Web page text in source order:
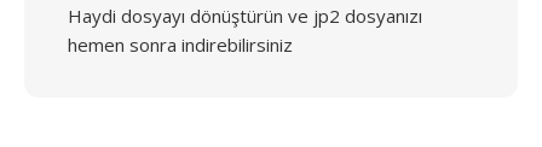
Haydi dosyayı dönüştürün ve jp2 dosyanızı
hemen sonra indirebilirsiniz